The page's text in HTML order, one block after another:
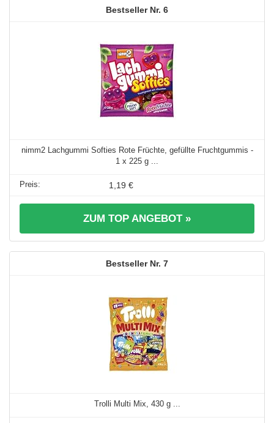
6
nimm2 Lachgummi Softies Rote Früchte, gefüllte Fruchtgummis -
1 x 225 g ...
1,19 €
ZUM TOP ANGEBOT »
7
Trolli Multi Mix, 430 g ...